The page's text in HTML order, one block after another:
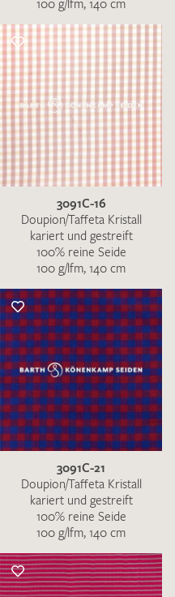
100 g/lfm, 140 cm
3091C-16
Doupion/Taffeta Kristall
kariert und gestreift
100% reine Seide
100 g/lfm, 140 cm
3091C-21
Doupion/Taffeta Kristall
kariert und gestreift
100% reine Seide
100 g/lfm, 140 cm